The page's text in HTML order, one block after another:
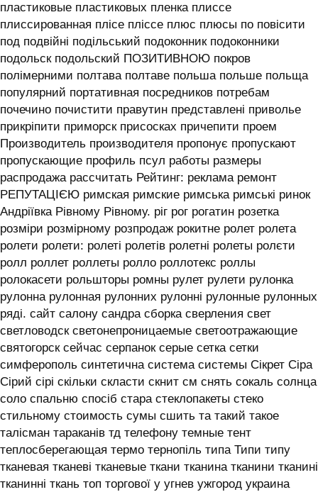
пластиковые пластиковых пленка плиссе
плиссированная плісе пліссе плюс плюсы по повісити
под подвійні подільський подоконник подоконники
подольск подольский ПОЗИТИВНОЮ покров
полімерними полтава полтаве польша польше польща
популярний портативная посредников потребам
почечино почистити правутин представлені приволье
прикріпити приморск присосках причепити проем
Производитель производителя пропонує пропускают
пропускающие профиль псул работы размеры
распродажа рассчитать Рейтинг: реклама ремонт
РЕПУТАЦІЄЮ римская римские римська римські ринок
Андріївка Рівному Рівному. ріг рог рогатин розетка
розміри розмірному розпродаж рокитне ролет ролета
ролети ролети: ролеті ролетів ролетні ролеты ролєти
ролл роллет роллеты ролло роллотекс роллы
ролокасети рольшторы ромны рулет рулети рулонка
рулонна рулонная рулонних рулонні рулонные рулонных
ряді. сайт салону сандра сборка сверления свет
светловодск светонепроницаемые светоотражающие
святогорск сейчас серпанок серые сетка сетки
симферополь синтетична система системы ‎Сікрет Сіра
Сірий сірі скільки скласти скнит см снять сокаль солнца
соло спальню спосіб стара стеклопакеты стеко
стильному стоимость сумы сшить та такий такое
талісман тараканів тд телефону темные тент
теплосберегающая термо тернопіль типа Типи типу
тканевая тканеві тканевые ткани тканина тканини тканині
тканинні ткань топ торгової у угнев ужгород украина